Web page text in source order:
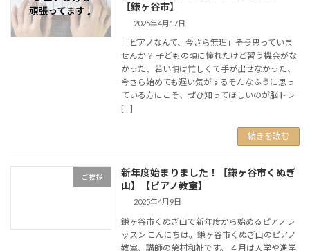
【鎌ヶ谷市】
2025年4月17日
「ピアノなんて、今さら無理」――そう思っていま
せんか？ 子どもの頃に憧れたけど習う機会がな
かった、若い頃は忙しくて手が出せなかった、
今さら始めても遅い気がする――そんなふうに思っ
ている方にこそ、ぜひ知ってほしいのが脳トレ
[…]
続きを読む
ご挨拶
新年度始まりました！【鎌ヶ谷市くぬぎ
山】【ピアノ教室】
2025年4月9日
鎌ヶ谷市くぬぎ山で新年度から始めるピアノレ
ッスン こんにちは。鎌ヶ谷市くぬぎ山のピアノ
教室、講師の榮村和祉です。 ４月は入学や進学